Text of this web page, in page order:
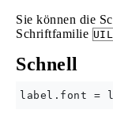
Sie können die
Schriftfamilie
Schnell